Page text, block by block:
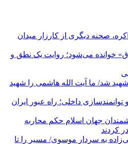
صحنه دیگری از کارزار میدان
خوانده می‌شود؛ روایت یک نطق و
شد/ ما آیت الله هاشمی را شهید
داخلی؛ راه عبور ایران
جهان اسلام حکم محاربه
کردند
به سردار موسوی/ مسیر را تا